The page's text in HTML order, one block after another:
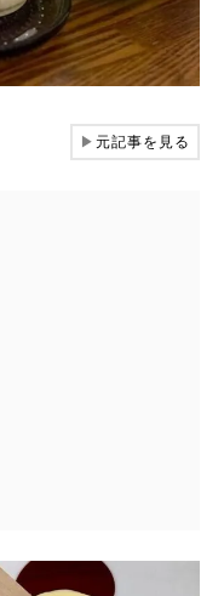
▶元記事を見る